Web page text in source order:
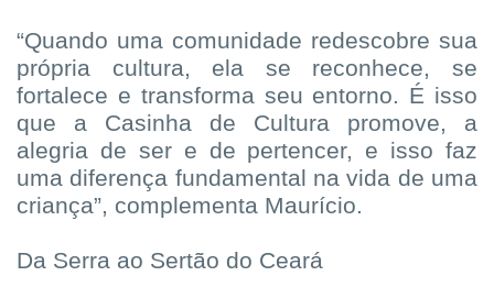
“Quando uma comunidade redescobre sua
própria cultura, ela se reconhece, se
fortalece e transforma seu entorno. É isso
que a Casinha de Cultura promove, a
alegria de ser e de pertencer, e isso faz
uma diferença fundamental na vida de uma
criança”, complementa Maurício.
Da Serra ao Sertão do Ceará